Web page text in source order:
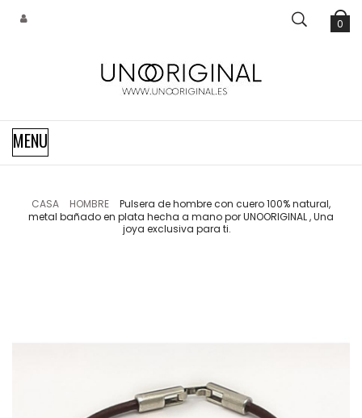
0
Navegación
de
palanca
MENU
CASA HOMBRE
Pulsera de hombre con cuero 100% natural,
metal bañado en plata hecha a mano por UNOORIGINAL , Una
joya exclusiva para ti.